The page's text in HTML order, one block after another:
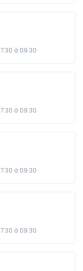
à 09:30
à 09:30
à 09:30
à 09:30